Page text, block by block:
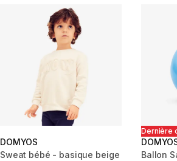
DOMYOS
Sweat bébé - basique beige
Dernière
Ballon